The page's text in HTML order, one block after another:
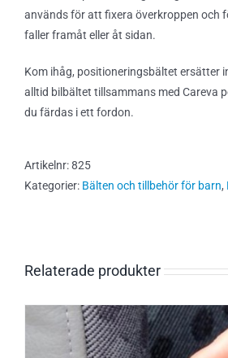
används för att fixera överkroppen och
faller framåt eller åt sidan.
Kom ihåg, positioneringsbältet ersätter
alltid bilbältet tillsammans med Careva
du färdas i ett fordon.
Artikelnr:825
Kategorier: Bälten och tillbehör för barn,
Relaterade produkter